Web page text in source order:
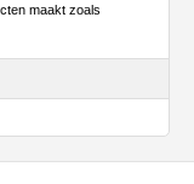
maakt zoals